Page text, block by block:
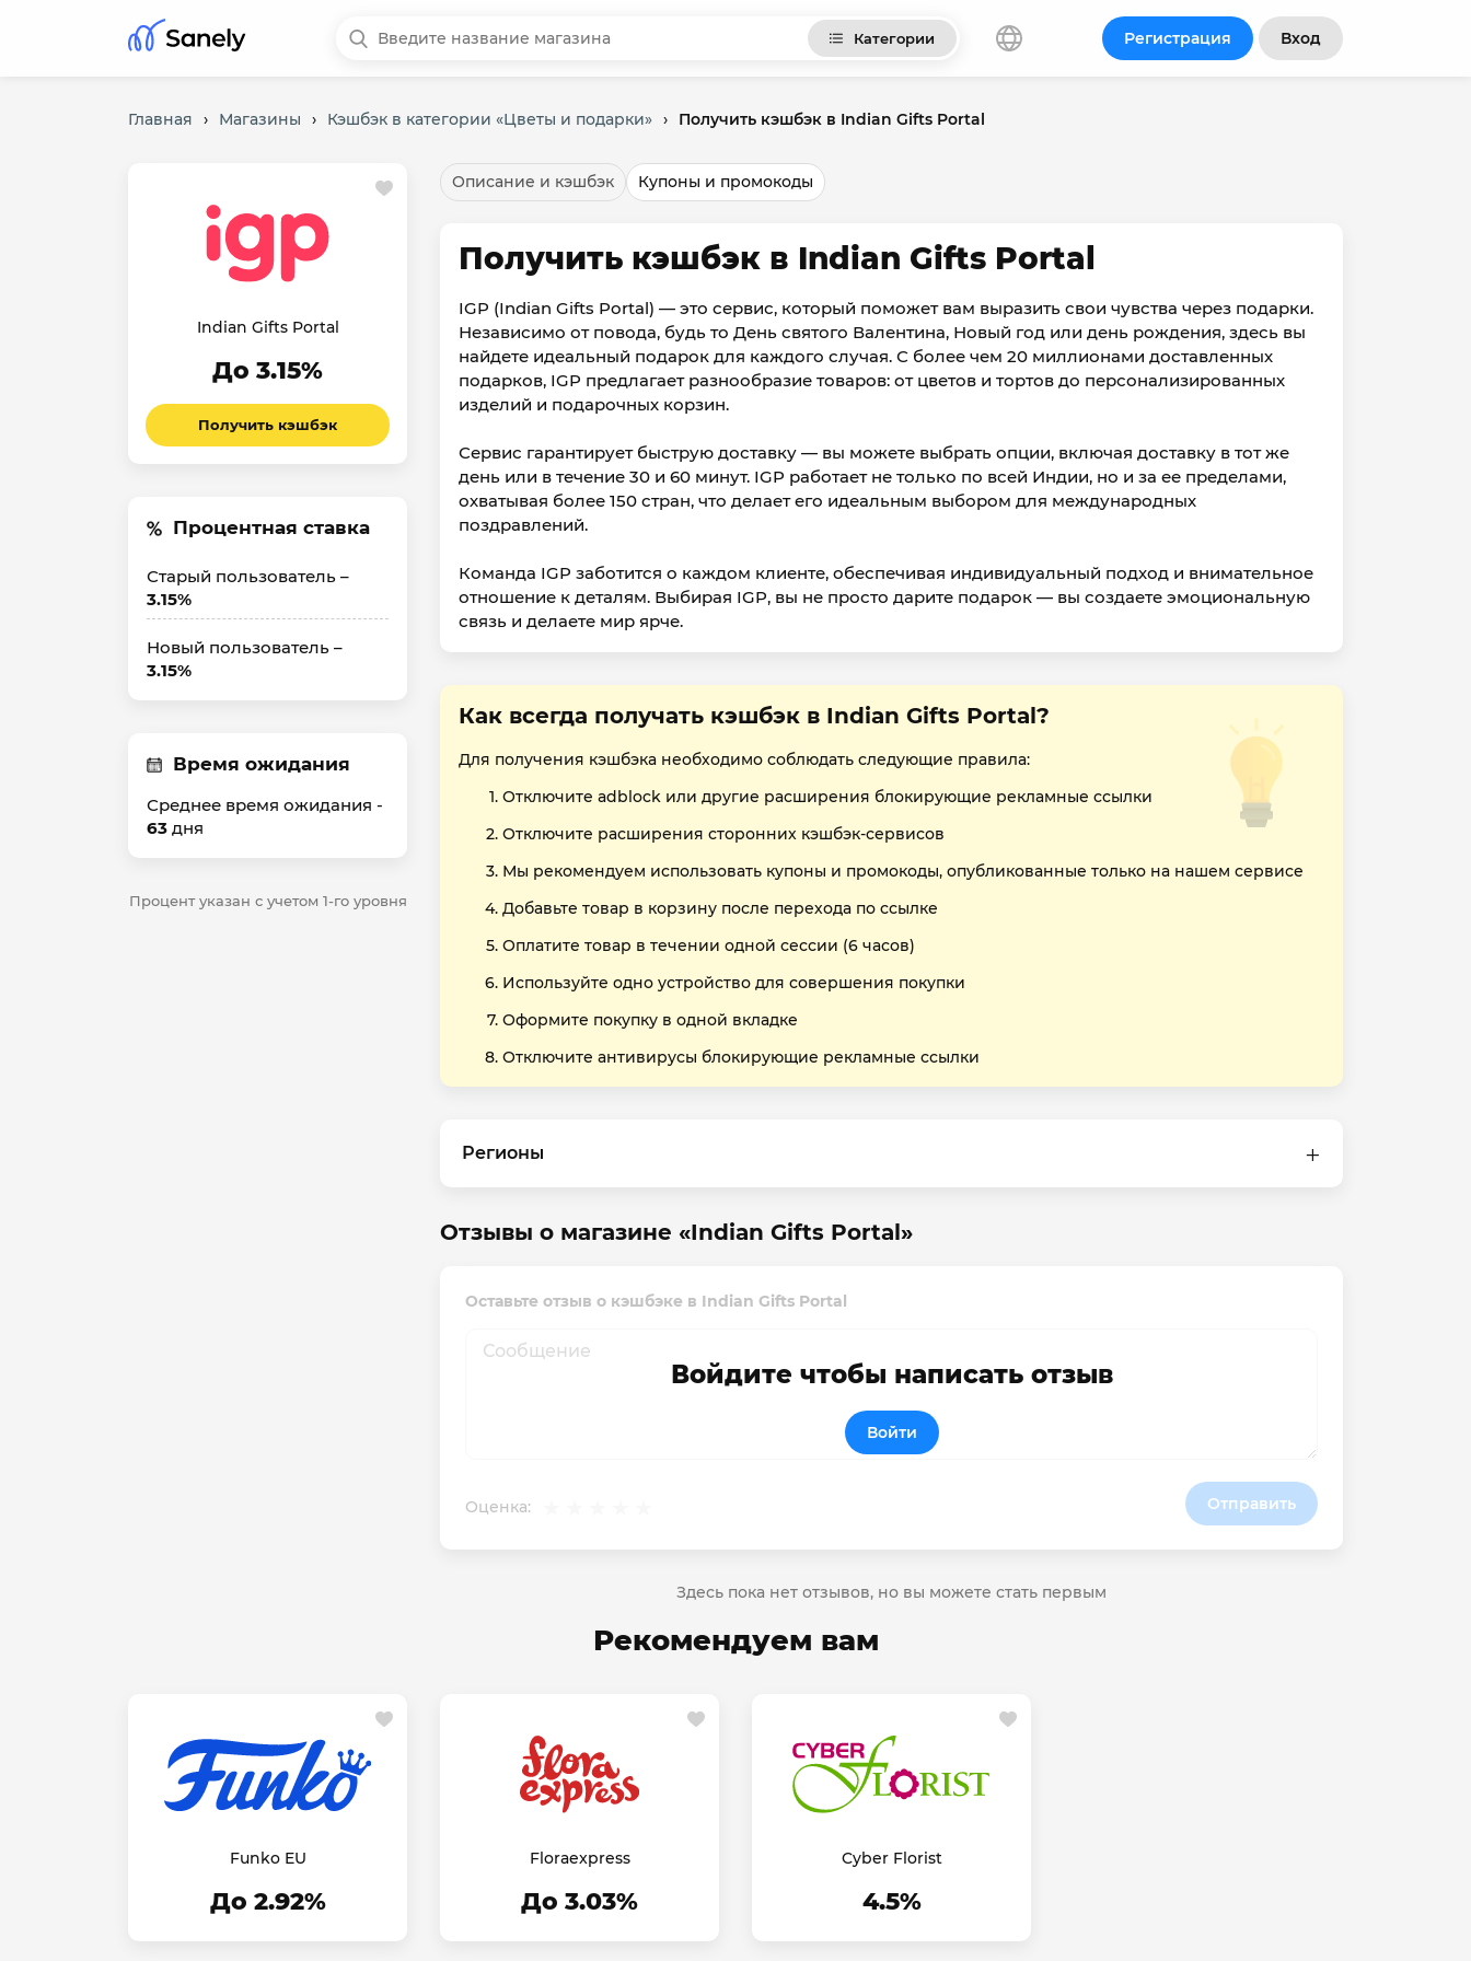
Категории Регистрация Вход
Главная › Магазины › Кэшбэк в категории «Цветы и подарки» › Получить кэшбэк в Indian Gifts Portal
Indian Gifts Portal
До 3.15%
Получить кэшбэк
Процентная ставка
Старый пользователь –
3.15%
Новый пользователь –
3.15%
Время ожидания
Среднее время ожидания -
63 дня
Процент указан с учетом 1-го уровня
Описание и кэшбэк Купоны и промокоды
Получить кэшбэк в Indian Gifts Portal
IGP (Indian Gifts Portal) — это сервис, который поможет вам выразить свои чувства через подарки.
Независимо от повода, будь то День святого Валентина, Новый год или день рождения, здесь вы
найдете идеальный подарок для каждого случая. С более чем 20 миллионами доставленных
подарков, IGP предлагает разнообразие товаров: от цветов и тортов до персонализированных
изделий и подарочных корзин.
Сервис гарантирует быструю доставку — вы можете выбрать опции, включая доставку в тот же
день или в течение 30 и 60 минут. IGP работает не только по всей Индии, но и за ее пределами,
охватывая более 150 стран, что делает его идеальным выбором для международных
поздравлений.
Команда IGP заботится о каждом клиенте, обеспечивая индивидуальный подход и внимательное
отношение к деталям. Выбирая IGP, вы не просто дарите подарок — вы создаете эмоциональную
связь и делаете мир ярче.
Как всегда получать кэшбэк в Indian Gifts Portal?
Для получения кэшбэка необходимо соблюдать следующие правила:
Отключите adblock или другие расширения блокирующие рекламные ссылки
Отключите расширения сторонних кэшбэк-сервисов
Мы рекомендуем использовать купоны и промокоды, опубликованные только на нашем сервисе
Добавьте товар в корзину после перехода по ссылке
Оплатите товар в течении одной сессии (6 часов)
Используйте одно устройство для совершения покупки
Оформите покупку в одной вкладке
Отключите антивирусы блокирующие рекламные ссылки
Регионы
Отзывы о магазине «Indian Gifts Portal»
Оставьте отзыв о кэшбэке в Indian Gifts Portal
Оценка: Отправить
Войдите чтобы написать отзыв
Войти
Здесь пока нет отзывов, но вы можете стать первым
Рекомендуем вам
Funko EU
До 2.92%
Floraexpress
До 3.03%
Cyber Florist
4.5%